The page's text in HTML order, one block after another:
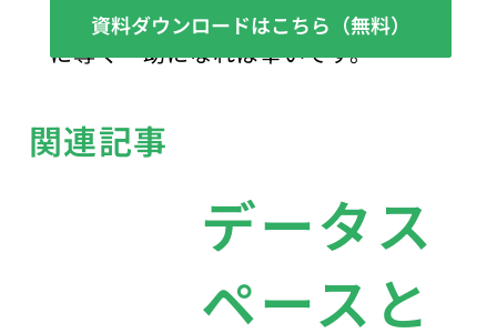
サービス開発を迷いなく、確かな成功
に導く一助になれば幸いです。
資料ダウンロードはこちら（無料）
関連記事
データス
ペースと